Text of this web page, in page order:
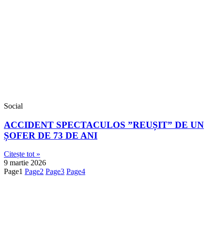
Social
ACCIDENT SPECTACULOS ”REUȘIT” DE UN
ȘOFER DE 73 DE ANI
Citește tot »
9 martie 2026
Page1 Page2 Page3 Page4